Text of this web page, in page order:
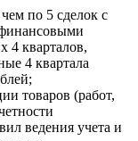
по 5 сделок с
4 кварталов,
4 квартала
товаров (работ,
ведения учета и